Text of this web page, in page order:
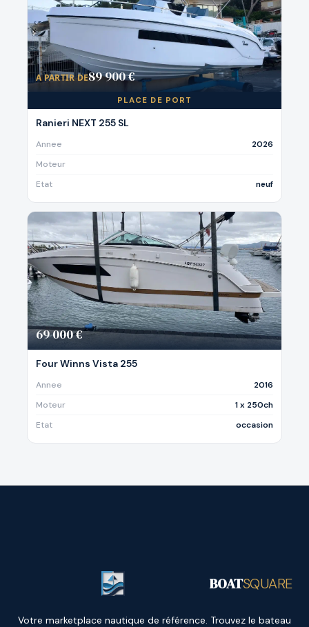
A PARTIR DE89 900 €
PLACE DE PORT
Ranieri NEXT 255 SL
Annee
2026
Moteur
Etat
neuf
69 000 €
Four Winns Vista 255
Annee
2016
Moteur
1 x 250ch
Etat
occasion
BOATSQUARE
Votre marketplace nautique de référence. Trouvez le bateau